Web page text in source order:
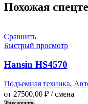
Похожая
Сравнить
Быстрый просмотр
Hansin HS4570
Подъемная техника,
от 27500,00 ₽ / смена